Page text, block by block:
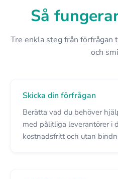
Så
Tre enkla steg från
och
Skicka din förfrågan
Berätta vad du behöver
med pålitliga leverantörer i
kostnadsfritt och utan